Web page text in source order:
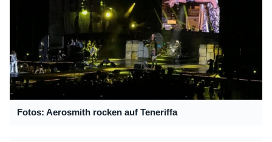
Fotos: Aerosmith rocken auf Teneriffa